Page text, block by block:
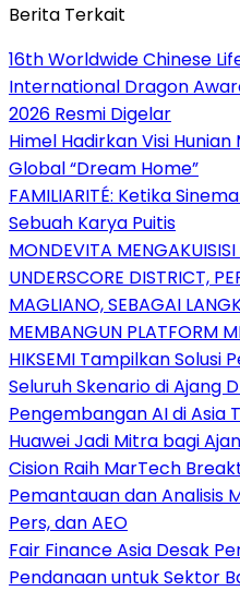
Berita Terkait
16th Worldwide Chinese
International Dragon
2026 Resmi Digelar
Himel Hadirkan Visi
Global “Dream Home”
FAMILIARITÉ: Ketika
Sebuah Karya Puitis
MONDEVITA
UNDERSCORE DISTRICT,
MAGLIANO, SEBAGAI
MEMBANGUN PLATFORM
HIKSEMI Tampilkan
Seluruh Skenario di Ajang
Pengembangan AI di Asia
Huawei Jadi Mitra bagi
Cision Raih MarTech
Pemantauan dan Analisis
Pers, dan AEO
Fair Finance Asia Desak
Pendanaan untuk Sektor